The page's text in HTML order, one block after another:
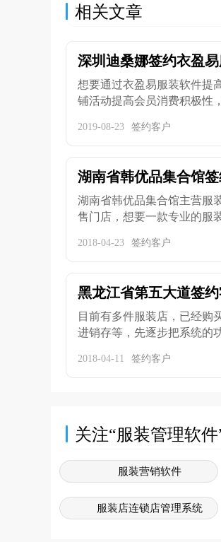
相关文章
深圳迪桑娜签约衣盈
想要通过衣盈易服装软件提
铺活动提高会员消费积极性
2019-08-23 签约客户
湖南省韩优品集合馆
湖南省韩优品集合馆主营服
售门店，想要一款专业的服
2018-04-23 签约客户
黑龙江省第五大道签
目前有多件服装店，已经购
进销存等，先逐步把系统的
2018-04-11 签约客户
关注“服装管理软
服装营销软件
服装店连锁店管理系统